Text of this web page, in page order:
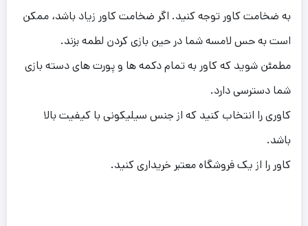
به ضخامت کاور توجه کنید. اگر ضخامت کاور زیاد باشد، ممکن
است به حس لامسه شما در حین بازی کردن لطمه بزند.
مطمئن شوید که کاور به تمام دکمه ها و پورت های دسته بازی
شما دسترسی دارد.
کاوری را انتخاب کنید که از جنس سیلیکونی با کیفیت بالا
باشد.
کاور را از یک فروشگاه معتبر خریداری کنید.